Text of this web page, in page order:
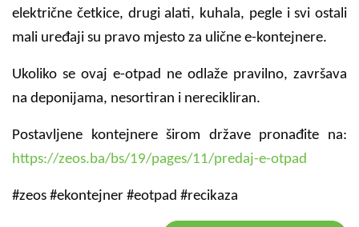
električne četkice, drugi alati, kuhala, pegle i svi ostali
mali uređaji su pravo mjesto za ulične e-kontejnere.
Ukoliko se ovaj e-otpad ne odlaže pravilno, završava
na deponijama, nesortiran i nerecikliran.
Postavljene kontejnere širom države pronađite na:
https://zeos.ba/bs/19/pages/11/predaj-e-otpad
#zeos #ekontejner #eotpad #recikaza